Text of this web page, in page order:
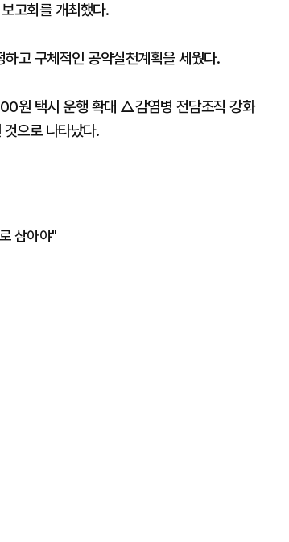
고회를 개최했다.
고 구체적인 공약실천계획을 세웠다.
원 택시 운행 확대 △감염병 전담조직 강화
으로 나타났다.
삼아야"